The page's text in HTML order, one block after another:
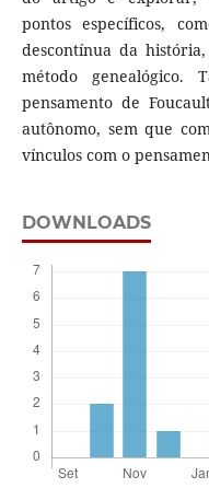
pontos específicos,
descontínua da
método genealógico.
pensamento de
autônomo, sem que
vínculos com o
DOWNLOADS